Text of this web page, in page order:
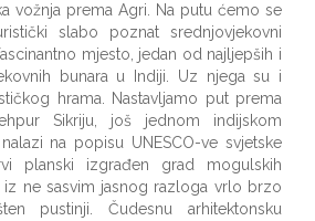
vožnja prema Agri. Na putu ćemo se
slabo poznat srednjovjekovni
mjesto, jedan od najljepših i
bunara u Indiji. Uz njega su i
hrama. Nastavljamo put prema
Sikriju, još jednom indijskom
na popisu UNESCO-ve svjetske
planski izgrađen grad mogulskih
iz ne sasvim jasnog razloga vrlo brzo
pustinji. Čudesnu arhitektonsku